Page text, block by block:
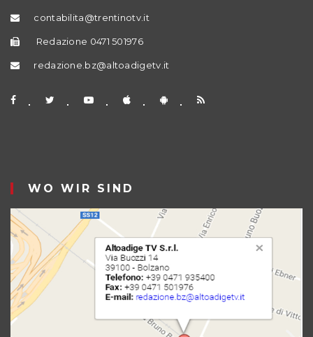
contabilita@trentinotv.it
Redazione 0471 501976
redazione.bz@altoadigetv.it
WO WIR SIND